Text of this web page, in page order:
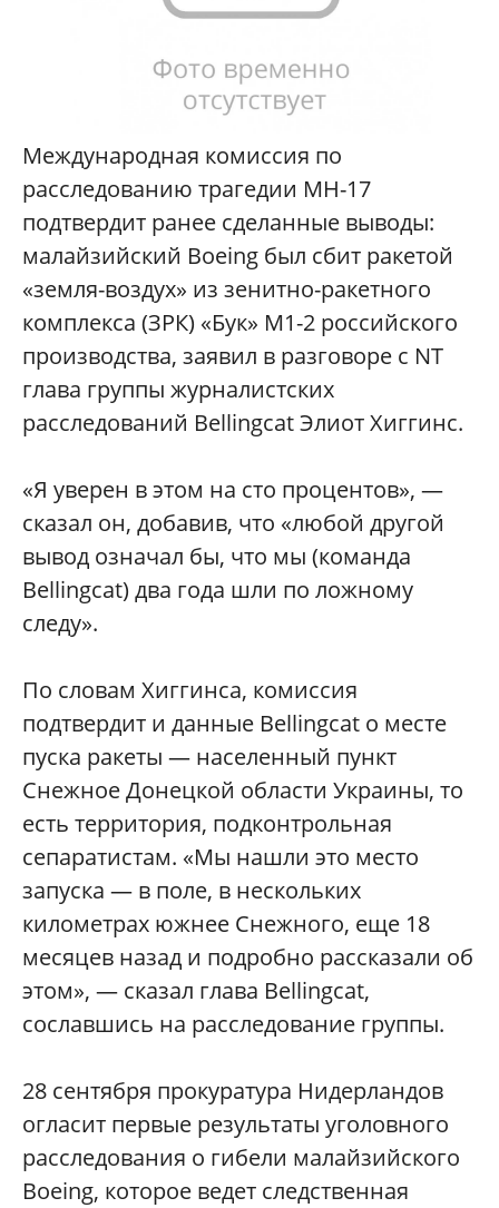
Международная комиссия по
расследованию трагедии МН-17
подтвердит ранее сделанные выводы:
малайзийский Boeing был сбит ракетой
«земля-воздух» из зенитно-ракетного
комплекса (ЗРК) «Бук» М1-2 российского
производства, заявил в разговоре с NT
глава группы журналистских
расследований Bellingcat Элиот Хиггинс.
«Я уверен в этом на сто процентов», —
сказал он, добавив, что «любой другой
вывод означал бы, что мы (команда
Bellingcat) два года шли по ложному
следу».
По словам Хиггинса, комиссия
подтвердит и данные Bеllingcat о месте
пуска ракеты — населенный пункт
Снежное Донецкой области Украины, то
есть территория, подконтрольная
сепаратистам. «Мы нашли это место
запуска — в поле, в нескольких
километрах южнее Снежного, еще 18
месяцев назад и подробно рассказали об
этом», — сказал глава Bellingcat,
сославшись на расследование группы.
28 сентября прокуратура Нидерландов
огласит первые результаты уголовного
расследования о гибели малайзийского
Boeing, которое ведет следственная